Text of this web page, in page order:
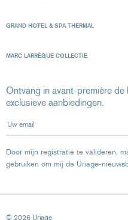
GRAND HOTEL & SPA THERMAL
MARC LARRÈGUE COLLECTIE
Ontvang in avant-première
exclusieve aanbiedingen.
Uw email
Door mijn registratie te valideren,
gebruiken om mij de Uriage-
© 2026 Uriage